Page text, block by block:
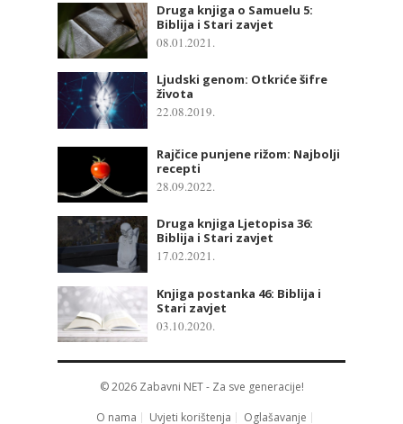
Druga knjiga o Samuelu 5:
Biblija i Stari zavjet
08.01.2021.
Ljudski genom: Otkriće šifre
života
22.08.2019.
Rajčice punjene rižom: Najbolji
recepti
28.09.2022.
Druga knjiga Ljetopisa 36:
Biblija i Stari zavjet
17.02.2021.
Knjiga postanka 46: Biblija i
Stari zavjet
03.10.2020.
© 2026 Zabavni NET- Za sve generacije!
O nama
Uvjeti korištenja Oglašavanje